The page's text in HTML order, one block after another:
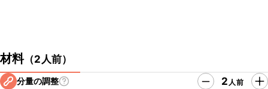
材料（2人前）
分量の調整 2 人前